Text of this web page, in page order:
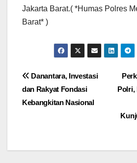
Jakarta Barat.( *Humas Polres
Barat* )
Navigasi
pos
Polri,
Danantara, Investasi
dan Rakyat Fondasi
Kebangkitan Nasional